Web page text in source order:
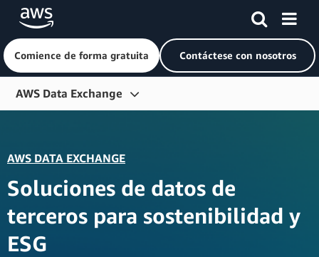
Saltar al contenido principal
Comience de forma gratuita Contáctese con nosotros
AWS Data Exchange
Conjuntos de datos
Soluciones
Instrucciones
AWS DATA EXCHANGE
Soluciones de datos de
terceros para sostenibilidad y
ESG